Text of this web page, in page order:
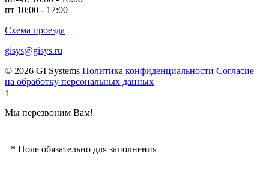
пт 10:00 - 17:00
Схема проезда
gisys@gisys.ru
© 2026 GI Systems Политика конфиденциальности Согласие
на обработку персональных данных
↑
Мы перезвоним Вам!
* Поле обязательно для заполнения